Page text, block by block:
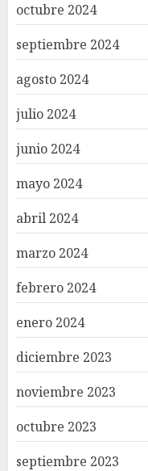
octubre 2024
septiembre 2024
agosto 2024
julio 2024
junio 2024
mayo 2024
abril 2024
marzo 2024
febrero 2024
enero 2024
diciembre 2023
noviembre 2023
octubre 2023
septiembre 2023